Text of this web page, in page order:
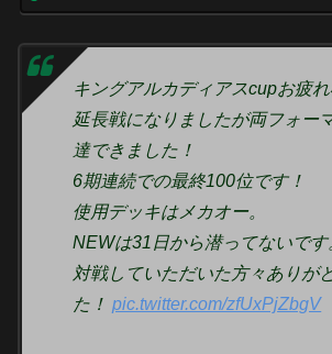
キングアルカディアスcupお疲れ
延長戦になりましたが両フォー
達できました！
6期連続での最終100位です！
使用デッキはメカオー。
NEWは31日から潜ってないです
対戦していただいた方々ありが
た！pic.twitter.com/zfUxPjZbgV